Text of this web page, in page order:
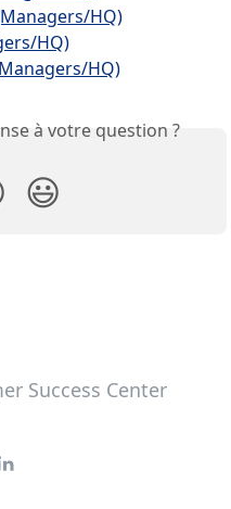
HQ)
HQ)
HQ)
à votre question ?
😃